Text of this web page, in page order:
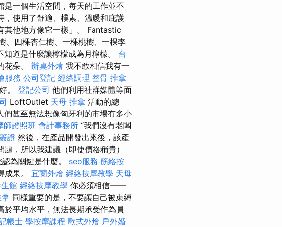
是一個生活空間，每天的工作並不
，使用了舒適、樸素、溫暖和庇護
其他地方像它一樣」。 Fantastic
、四棵杏仁樹、一棵桃樹、一棵李
知道是什麼讓檸檬成為月檸檬。 台
花朵。 辦桌外燴 我不敢相信我有一
服務 公司登記 經絡調理 整骨 推拿
。 登記公司 他們利用社群媒體等面
LoftOutlet 天母 推拿 活動的總
甚至無法想像匈牙利的市場有多小
師證照班 會計事務所 “我們沒有老闆
證 然後，在產品開發出來後，該產
，所以我建議（即使價格稍貴）
為關鍵是什麼。 seo服務 筋絡按
成果。 宜蘭外燴 經絡按摩教學 天母
館 經絡按摩教學 你必須相信——
同樣重要的是，不要讓自己被束縛
平均水平，無法長期承受作為員
帳士 學按摩課程 歐式外燴 戶外婚